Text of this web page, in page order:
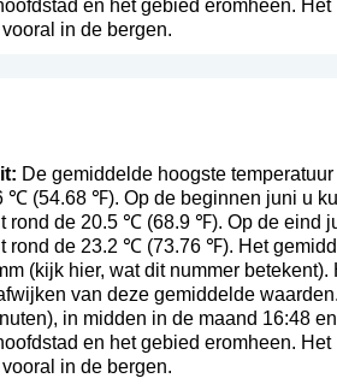
en het gebied eromheen.
in de bergen.
De gemiddelde hoogste
(54.68 ℉). Op de beginnen juni u
rond de 20.5 ℃ (68.9 ℉). Op de eind
rond de 23.2 ℃ (73.76 ℉). Het
(kijk hier, wat dit nummer betekent).
van deze gemiddelde
in midden in de maand 16:48
en het gebied eromheen.
in de bergen.